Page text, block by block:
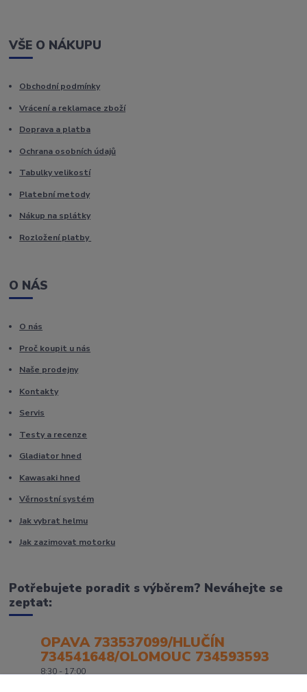
VŠE O NÁKUPU
Obchodní podmínky
Vrácení a reklamace zboží
Doprava a platba
Ochrana osobních údajů
Tabulky velikostí
Platební metody
Nákup na splátky
Rozložení platby
O NÁS
O nás
Proč koupit u nás
Naše prodejny
Kontakty
Servis
Testy a recenze
Gladiator hned
Kawasaki hned
Věrnostní systém
Jak vybrat helmu
Jak zazimovat motorku
Potřebujete poradit s výběrem? Neváhejte se
zeptat:
OPAVA 733537099/HLUČÍN
734541648/OLOMOUC 734593593
8:30 - 17:00